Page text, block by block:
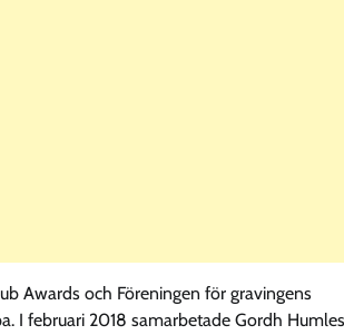
Awards och Föreningen för gravingens
I februari 2018 samarbetade Gordh